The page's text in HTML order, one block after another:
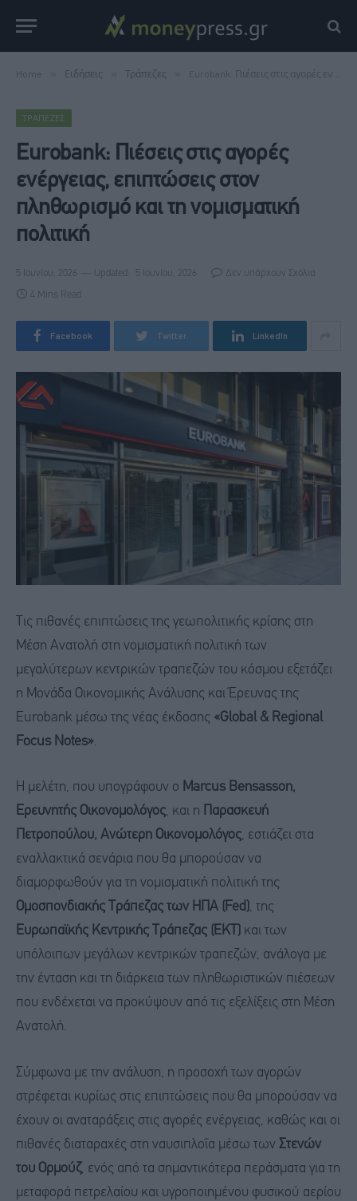
Home Ειδήσεις Τράπεζες Eurobank: Πιέσεις στις αγορές ενέργειας, επιπτώσεις στον πληθωρισμό και τη νομισματική πολιτική
ΤΡΆΠΕΖΕΣ
Eurobank: Πιέσεις στις αγορές
ενέργειας, επιπτώσεις στον
πληθωρισμό και τη νομισματική
πολιτική
5 Ιουνίου, 2026 Updated: 5 Ιουνίου, 2026 Δεν υπάρχουν Σχόλια
4 Mins Read
Facebook Twitter LinkedIn
Τις πιθανές επιπτώσεις της γεωπολιτικής κρίσης στη
Μέση Ανατολή στη νομισματική πολιτική των
μεγαλύτερων κεντρικών τραπεζών του κόσμου εξετάζει
η Μονάδα Οικονομικής Ανάλυσης και Έρευνας της
Eurobank μέσω της νέας έκδοσης «Global & Regional
Focus Notes».
Η μελέτη, που υπογράφουν ο Marcus Bensasson,
Ερευνητής Οικονομολόγος, και η
Παρασκευή
Πετροπούλου, Ανώτερη Οικονομολόγος, εστιάζει στα
εναλλακτικά σενάρια που θα μπορούσαν να
διαμορφωθούν για τη νομισματική πολιτική της
Ομοσπονδιακής Τράπεζας των ΗΠΑ (Fed) , της
Ευρωπαϊκής Κεντρικής Τράπεζας (ΕΚΤ)
και των
υπόλοιπων μεγάλων κεντρικών τραπεζών, ανάλογα με
την ένταση και τη διάρκεια των πληθωριστικών πιέσεων
που ενδέχεται να προκύψουν από τις εξελίξεις στη Μέση
Ανατολή.
Σύμφωνα με την ανάλυση, η προσοχή των αγορών
στρέφεται κυρίως στις επιπτώσεις που θα μπορούσαν να
έχουν οι αναταράξεις στις αγορές ενέργειας, καθώς και οι
πιθανές διαταραχές στη ναυσιπλοΐα μέσω των Στενών
του Ορμούζ, ενός από τα σημαντικότερα περάσματα για τη
μεταφορά πετρελαίου και υγροποιημένου φυσικού αερίου